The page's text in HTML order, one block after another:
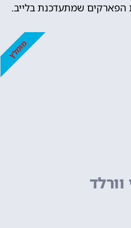
הפארקים שמתעדכנת בלייב.
מומלץ
וורלד